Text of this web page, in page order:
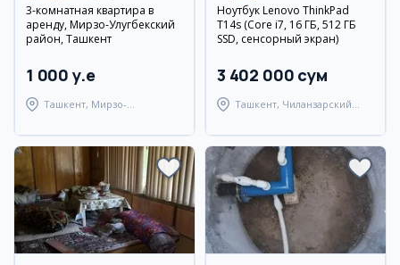
3-комнатная квартира в
аренду, Мирзо-Улугбекский
район, Ташкент
1 000 y.e
Ташкент, Мирзо-
Ноутбук Lenovo ThinkPad
T14s (Core i7, 16 ГБ, 512 ГБ
SSD, сенсорный экран)
3 402 000 сум
Ташкент, Чиланзарский